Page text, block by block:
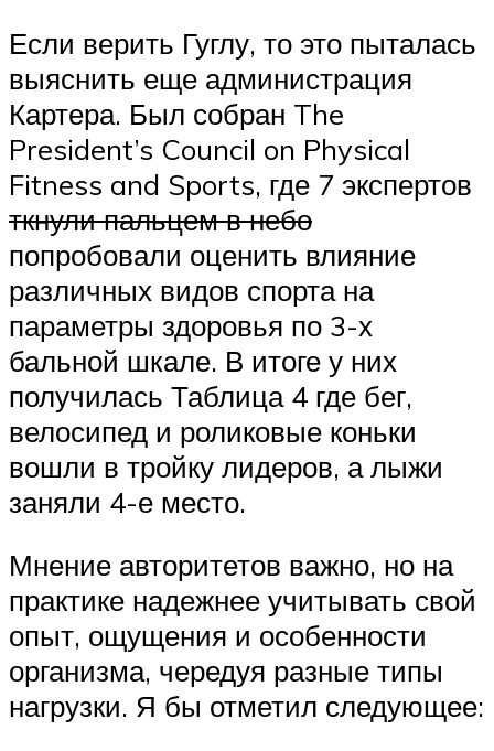
Если верить Гуглу, то это пыталась
выяснить еще администрация
Картера. Был собран The
President’s Council on Physical
Fitness and Sports, где 7 экспертов
ткнули пальцем в небо
попробовали оценить влияние
различных видов спорта на
параметры здоровья по 3-х
бальной шкале. В итоге у них
получилась Таблица 4 где бег,
велосипед и роликовые коньки
вошли в тройку лидеров, а лыжи
заняли 4-е место.
Мнение авторитетов важно, но на
практике надежнее учитывать свой
опыт, ощущения и особенности
организма, чередуя разные типы
нагрузки. Я бы отметил следующее: